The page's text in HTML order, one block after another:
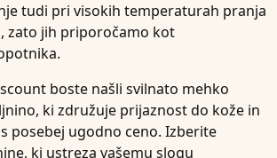
tudi pri visokih temperaturah pranja
zato jih priporočamo kot
boste našli svilnato mehko
ki združuje prijaznost do kože in
posebej ugodno ceno. Izberite
ki ustreza vašemu slogu